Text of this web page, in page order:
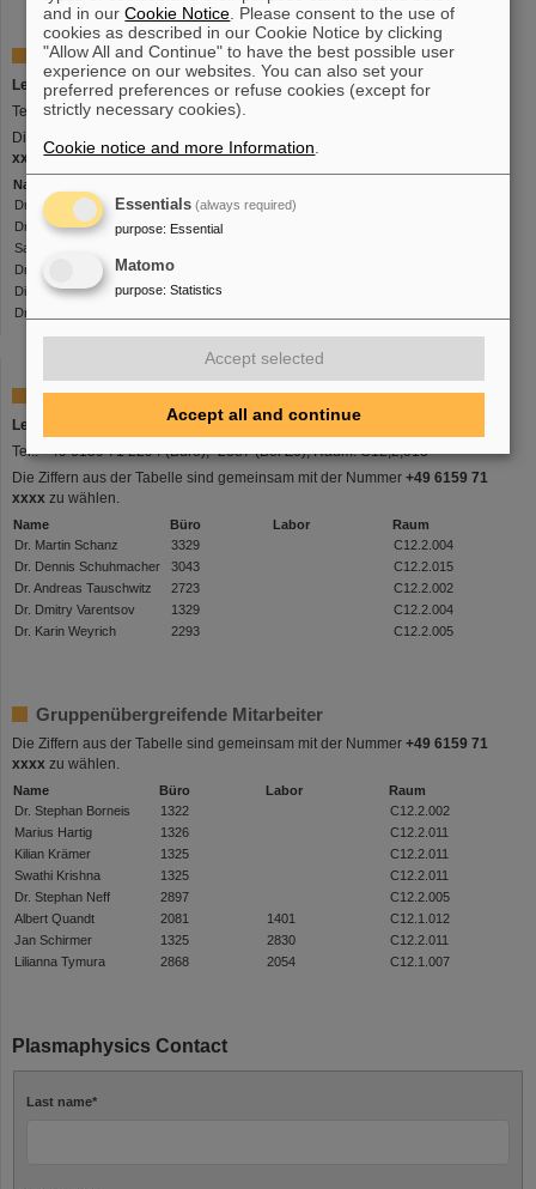
Betriebsteam PHELIX (PHX)
Leitung: Dr. Stefan Götte
Tel.: +49 6159 71 1445 (Büro), -2726 (PHELIX), Raum: C12.2.003
Die Ziffern aus der Tabelle sind gemeinsam mit der Nummer
xxxxzu wählen.
Name
Dr. Christian Brabetz
1328, 2726 2054
Dr. Udo Eisenbarth
1301, 2726
Sabine Kunzer
Dr. Dennis Neidherr
1885, 2726
Dirk Reemts
2058, 2081
Dr. Bernhard Zielbauer
Plasmaphysik Detektoren (PPD)
Leitung: Dr. Abel Blažević
Tel.: +49 6159 71 2294 (Büro), -2687 (Bei Z6), Raum: C12,2,013
Die Ziffern aus der Tabelle sind gemeinsam mit der Nummer +49 6159 71
xxxx zu wählen.
Name Büro Labor
Raum
Dr. Martin Schanz
3329
C12.2.004
Dr. Dennis Schuhmacher
3043
C12.2.015
Dr. Andreas Tauschwitz
2723
C12.2.002
Dr. Dmitry Varentsov
1329
C12.2.004
Dr. Karin Weyrich
2293 C12.2.005
Gruppenübergreifende Mitarbeiter
Die Ziffern aus der Tabelle sind gemeinsam mit der Nummer +49 6159 71
xxxx zu wählen.
Name Büro Labor
Raum
Dr. Stephan Borneis
1322
C12.2.002
Marius Hartig
1326
C12.2.011
Kilian Krämer
1325
C12.2.011
Swathi Krishna
1325
C12.2.011
Dr. Stephan Neff
2897
C12.2.005
Albert Quandt
2081 1401
C12.1.012
Jan Schirmer
1325 2830
C12.2.011
Lilianna Tymura
2868 2054 C12.1.007
Plasmaphysics Contact
Last name*
and in ourCookie Notice . Please consent to the use of
cookies as described in our Cookie Notice by clicking
"Allow All and Continue" to have the best possible user
experience on our websites. You can also set your
preferred preferences or refuse cookies (except for
strictly necessary cookies).
Cookie notice and more Information
Essentials (always required)
purpose: Essential
Matomo
purpose: Statistics
Accept selected
Accept all and continue